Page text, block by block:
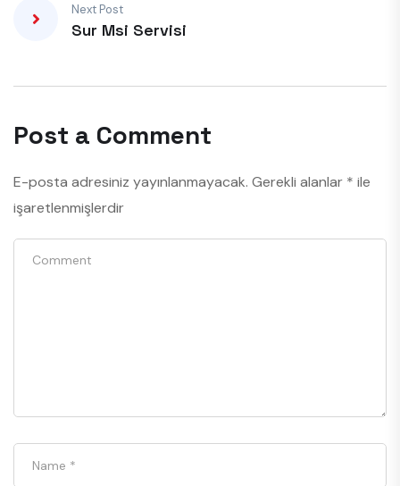
Next Post
Sur Msi Servisi
Post a Comment
E-posta adresiniz yayınlanmayacak. Gerekli alanlar * ile
işaretlenmişlerdir